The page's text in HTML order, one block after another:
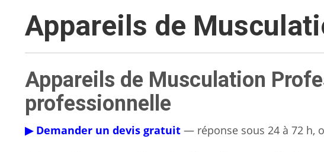
Appareils de
Appareils de Musculation
professionnelle
▶ Demander un devis gratuit — réponse sous 24 à 72 h,